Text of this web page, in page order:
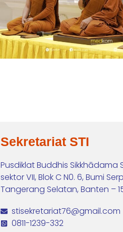
Sekretariat STI
Pusdiklat Buddhis Sikkhādama
sektor VII, Blok C N0. 6, Bumi
Tangerang Selatan, Banten –
stisekretariat76@gmail.com
0811-1239-332